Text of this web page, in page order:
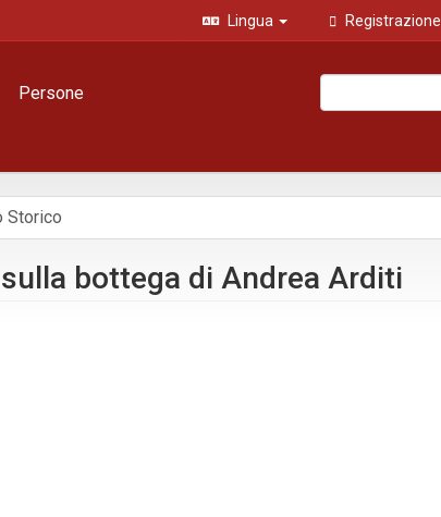
Lingua Registrazione
Persone
Storico
bottega di Andrea Arditi